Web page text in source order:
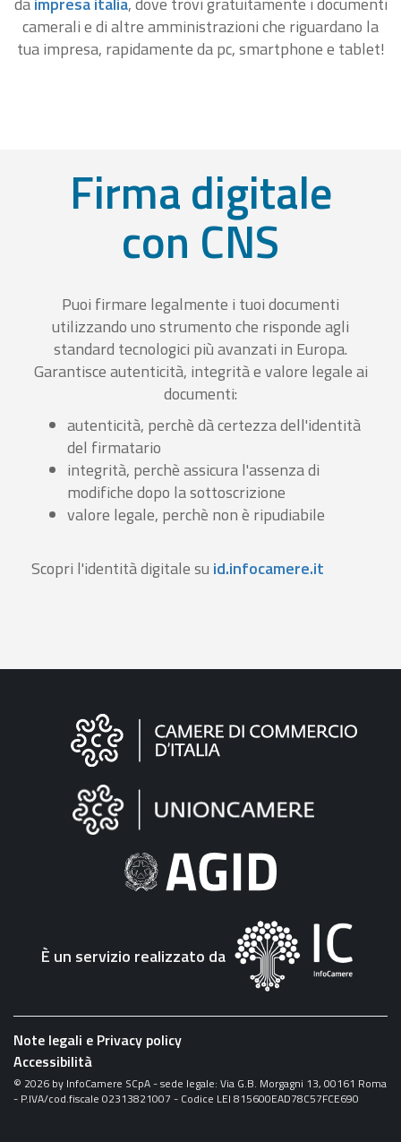
camerali e di altre amministrazioni che riguardano la
tua impresa, rapidamente da pc, smartphone e tablet!
Firma digitale
con CNS
Puoi firmare legalmente i tuoi documenti
utilizzando uno strumento che risponde agli
standard tecnologici più avanzati in Europa.
Garantisce autenticità, integrità e valore legale ai
documenti:
autenticità, perchè dà certezza dell'identità
del firmatario
integrità, perchè assicura l'assenza di
modifiche dopo la sottoscrizione
valore legale, perchè non è ripudiabile
Scopri l'identità digitale su id.infocamere.it
Informazioni
"Fattura
Elettronica"
È un servizio realizzato da
Note legali e Privacy policy
Accessibilità
© 2026 by InfoCamere SCpA - sede legale: Via G.B. Morgagni 13, 00161 Roma
- P.IVA/cod.fiscale 02313821007 - Codice LEI 815600EAD78C57FCE690